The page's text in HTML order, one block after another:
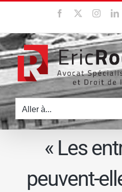
contenu
Facebook
Aller à...
« Les
peuvent-